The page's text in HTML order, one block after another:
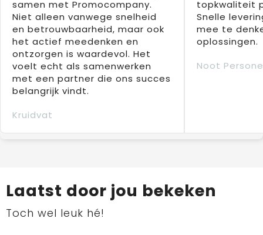
samen met Promocompany.
Niet alleen vanwege snelheid
en betrouwbaarheid, maar ook
het actief meedenken en
ontzorgen is waardevol. Het
voelt echt als samenwerken
met een partner die ons succes
belangrijk vindt.
Kruidvat
topkwaliteit
Snelle
mee te
oplossingen.
Noot
Laatst door jou bekeken
Toch wel leuk hé!